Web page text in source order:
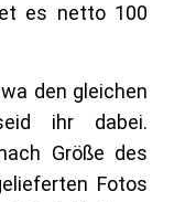
es netto 100
den gleichen
ihr dabei.
Größe des
Fotos